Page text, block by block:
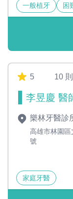
一般植牙 困
5 10
李昱慶 醫
樂林牙醫診
高雄市林園區
號
家庭牙醫